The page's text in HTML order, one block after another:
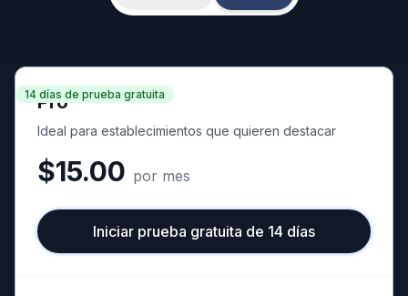
🇪🇸Español
14 días de prueba gratuita
Pro
Ideal para establecimientos que quieren destacar
$15.00 por mes
Iniciar prueba gratuita de 14 días